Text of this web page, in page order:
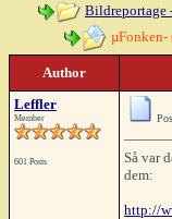
Bildreportage
µFonken-
Author
Leffler
Member
601 Posts
Så var
dem:
http://